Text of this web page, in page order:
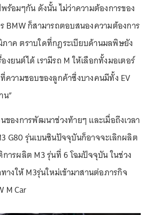
ร้อมๆกัน ดังนั้น ไม่ว่าความต้องการของ
BMW ก็สามารถตอบสนองความต้องการ
าค ตราบใดที่กฎระเบียบด้านมลพิษยัง
ยนต์ได้ เรามีรถ M ให้เลือกทั้งมอเตอร์
ความชอบของลูกค้าซึ่งบางคนมีทั้ง EV
”
ของการพัฒนาช่วงท้ายๆ และเมื่อถึงเวลา
G80 รุ่นเบนซินปัจจุบันก็อาจจะเลิกผลิต
ารผลิต M3 รุ่นที่ 6 โฉมปัจจุบัน ในช่วง
างให้ M3รุ่นใหม่เข้ามาสานต่อภารกิจ
M Car